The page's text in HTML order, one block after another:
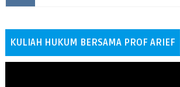
KULIAH HUKUM BERSAMA PROF ARIEF